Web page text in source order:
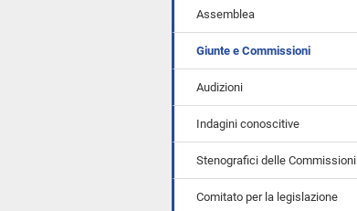
Assemblea
Giunte e Commissioni
Audizioni
Indagini conoscitive
Stenografici delle Commissioni
Comitato per la legislazione